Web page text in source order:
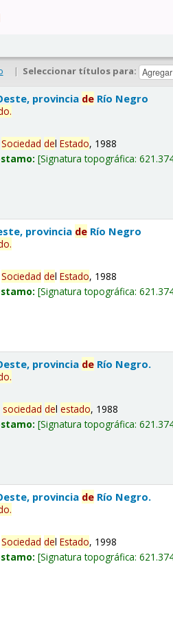
| Seleccionar títulos para:
provincia de Río Negro
.
Sociedad delEstado, 1988
Signatura topográfica:
provincia de Río Negro
.
Sociedad delEstado, 1988
Signatura topográfica:
provincia de Río Negro.
.
sociedad delestado, 1988
Signatura topográfica:
provincia de Río Negro.
.
Sociedad delEstado, 1998
Signatura topográfica: